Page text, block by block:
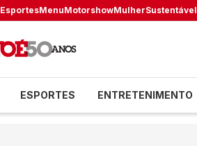
EsportesMenuMotorshowMulherSustentável
ESPORTES ENTRETENIMENTO